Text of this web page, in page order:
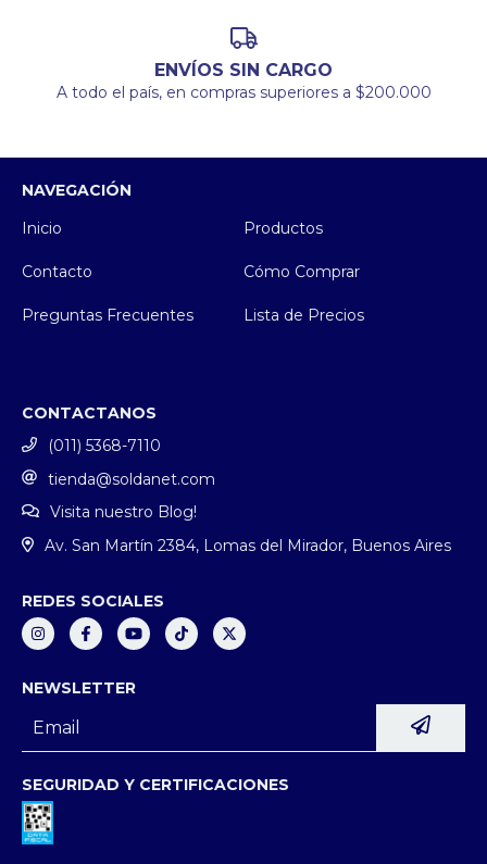
ENVÍOS SIN CARGO
A todo el país, en compras superiores a $200.000
NAVEGACIÓN
Inicio
Productos
Contacto Cómo Comprar
Preguntas Frecuentes Lista de Precios
CONTACTANOS
(011) 5368-7110
tienda@soldanet.com
Visita nuestro Blog!
Av. San Martín 2384, Lomas del Mirador, Buenos Aires
REDES SOCIALES
NEWSLETTER
SEGURIDAD Y CERTIFICACIONES